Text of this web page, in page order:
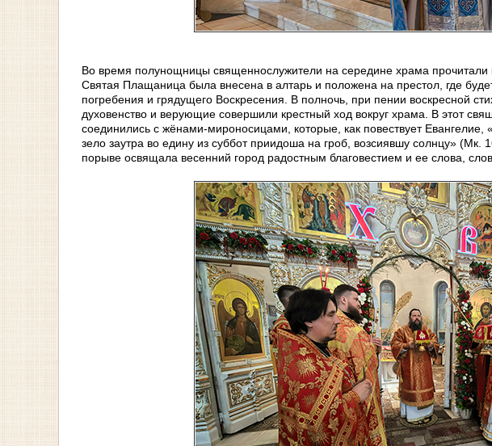
Во время полунощницы священнослужители на середине храма прочитали
Святая Плащаница была внесена в алтарь и положена на престол, где
погребения и грядущего Воскресения. В полночь, при пении воскресной
духовенство и верующие совершили крестный ход вокруг храма. В этот
соединились с жёнами‑мироносицами, которые, как повествует
зело заутра во едину из суббот приидоша на гроб, возсиявшу солнцу» (Мк.
порыве освящала весенний город радостным благовестием и ее слова,